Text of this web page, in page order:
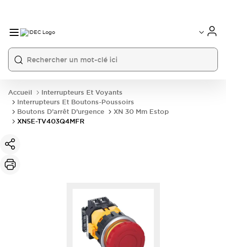
Accueil
Interrupteurs Et Voyants
Interrupteurs Et Boutons-Poussoirs
Boutons D’arrêt D’urgence
XN 30 Mm Estop
XN5E-TV403Q4MFR